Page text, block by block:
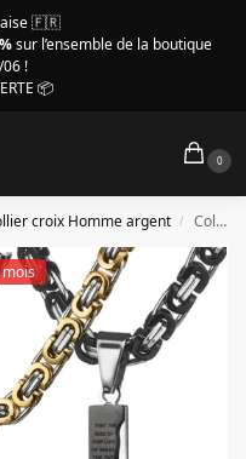
🇫🇷
sur l’ensemble de la boutique
06 !
📦
0
croix Homme argent / Collier en croix pour homme, magnifique crucifix Jésus
mois